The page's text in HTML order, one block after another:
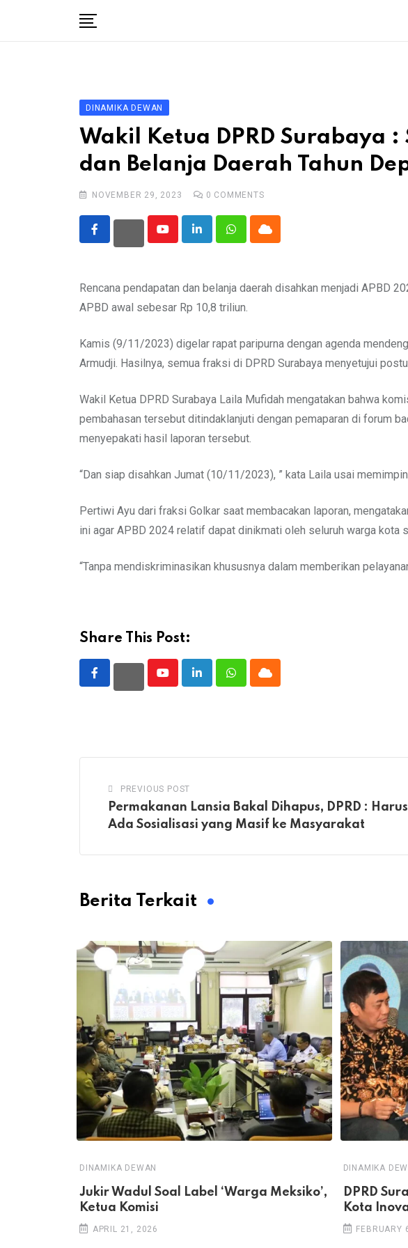
Berita
Komen Warga
Podcast
DINAMIKA DEWAN
Wakil Ketua DPRD Surabaya
dan Belanja Daerah Tahun
NOVEMBER 29, 2023 0 COMMENTS
YoutubeLinkedInWhatsappCloud
Rencana pendapatan dan belanja daerah disahkan menjadi APBD
APBD awal sebesar Rp 10,8 triliun.
Kamis (9/11/2023) digelar rapat paripurna dengan agenda
Armudji. Hasilnya, semua fraksi di DPRD Surabaya menyetujui
Wakil Ketua DPRD Surabaya Laila Mufidah mengatakan bahwa
pembahasan tersebut ditindaklanjuti dengan pemaparan di forum
menyepakati hasil laporan tersebut.
“Dan siap disahkan Jumat (10/11/2023), ” kata Laila usai
Pertiwi Ayu dari fraksi Golkar saat membacakan laporan,
ini agar APBD 2024 relatif dapat dinikmati oleh seluruh warga kota
“Tanpa mendiskriminasikan khususnya dalam memberikan
Share This Post:
YoutubeLinkedInWhatsappCloud
PREVIOUS POST
Permakanan Lansia Bakal Dihapus, DPRD : Harus
Ada Sosialisasi yang Masif ke Masyarakat
Berita Terkait
DINAMIKA DEWAN
Jukir Wadul Soal Label ‘Warga Meksiko’,
Ketua Komisi
APRIL 21, 2026
DINAMIKA
DPRD
Kota
FEBRUARY